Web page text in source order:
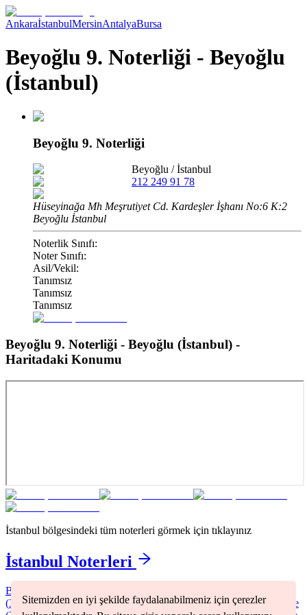
Sitemizden en iyi şekilde faydalanabilmeniz için çerezler
AnkaraİstanbulMersinAntalyaBursa
Beyoğlu 9. Noterliği - Beyoğlu
(İstanbul)
Beyoğlu 9. Noterliği
Beyoğlu /İstanbul
212 249 91 78
Hüseyinağa Mh Meşrutiyet Cd. Kardeşler İşhanı No:6 K:2
Beyoğlu İstanbul
Noterlik Sınıfı:
Noter Sınıfı:
Asil/Vekil:
Tanımsız
Tanımsız
Tanımsız
Beyoğlu 9. Noterliği - Beyoğlu (İstanbul) -
Haritadaki Konumu
İstanbul bölgesindeki tüm noterleri görmek için tıklayınız
İstanbul Noterleri
Bağcılar
(3 Büyükçekmece (1 )Fatih(2)Kadıköy(2)Kartal(1) Küçükçekmece